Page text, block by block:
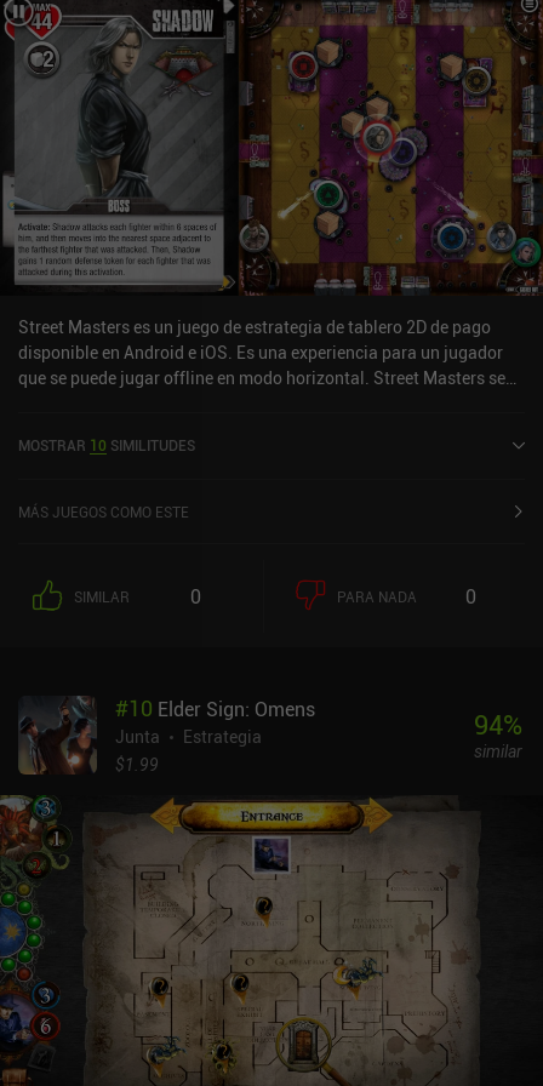
Street Masters es un juego de estrategia de tablero 2D de pago
disponible en Android e iOS. Es una experiencia para un jugador
que se puede jugar offline en modo horizontal. Street Masters se
MOSTRAR 10 SIMILITUDES
MÁS JUEGOS COMO ESTE
SIMILAR 0 PARA NADA 0
#10 Elder Sign: Omens
Junta
Estrategia
$1.99
94%
similar